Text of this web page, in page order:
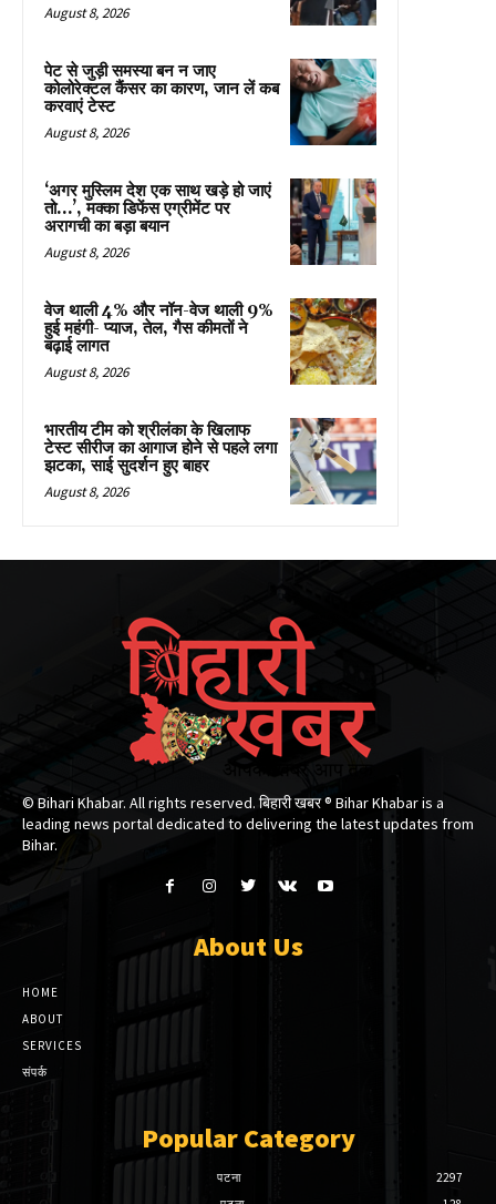
August 8, 2026
पेट से जुड़ी समस्या बन न जाए
कोलोरेक्टल कैंसर का कारण, जान लें कब
करवाएं टेस्ट
August 8, 2026
‘अगर मुस्लिम देश एक साथ खड़े हो जाएं
तो…’, मक्का डिफेंस एग्रीमेंट पर
अरागची का बड़ा बयान
August 8, 2026
वेज थाली 4% और नॉन-वेज थाली 9%
हुई महंगी- प्याज, तेल, गैस कीमतों ने
बढ़ाई लागत
August 8, 2026
भारतीय टीम को श्रीलंका के खिलाफ
टेस्ट सीरीज का आगाज होने से पहले लगा
झटका, साई सुदर्शन हुए बाहर
August 8, 2026
© Bihari Khabar. All rights reserved. बिहारी खबर ®​ Bihar Khabar is a
leading news portal dedicated to delivering the latest updates from
Bihar.
About Us
HOME
ABOUT
SERVICES
संपर्क
Popular Category
पटना
2297